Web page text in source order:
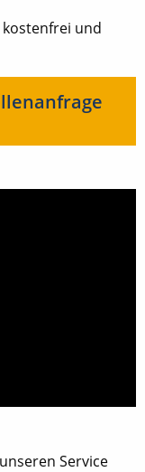
und
Service